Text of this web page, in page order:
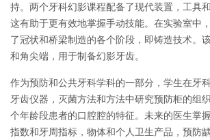
持。两个牙科幻影课程配备了现代装置，工具
这有助于更有效地掌握手动技能。在实验室中
了冠状和桥梁制造的各个阶段，即铸造技术。
和角尖端，用于制备幻影牙齿。
作为预防和公共牙科学科的一部分，学生在牙
牙齿仪器，灭菌方法和方法中研究预防柜的组
个年龄段患者的口腔腔的特征。未来的医生掌
指数和牙周指标，物体和个人卫生产品，预防